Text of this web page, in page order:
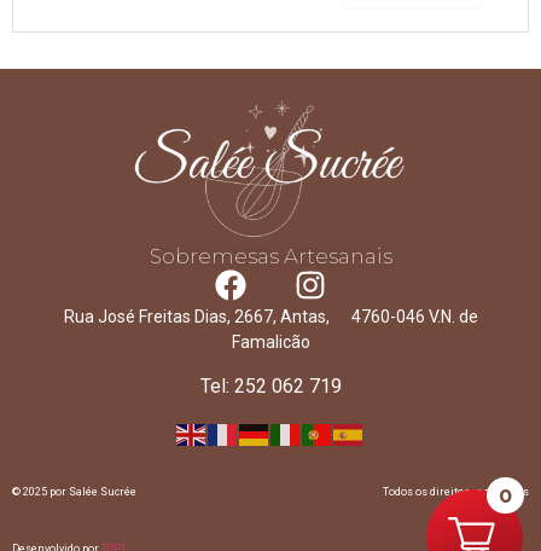
Sobremesas Artesanais
Rua José Freitas Dias, 2667, Antas, 4760-046 V.N. de
Famalicão
Tel: 252 062 719
© 2025 por Salée Sucrée Todos os direitos reservados
Desenvolvido por TOP1
0